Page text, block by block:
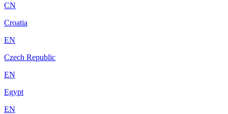
CN
Croatia
EN
Czech Republic
EN
Egypt
EN